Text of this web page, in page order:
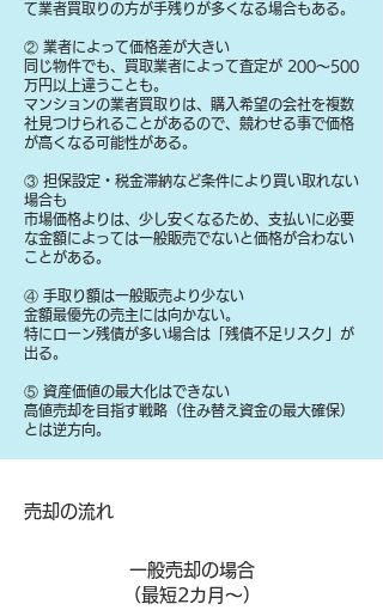
て業者買取りの方が手残りが多くなる場合もある。
② 業者によって価格差が大きい
同じ物件でも、買取業者によって査定が 200〜500
万円以上違うことも。
マンションの業者買取りは、購入希望の会社を複数
社見つけられることがあるので、競わせる事で価格
が高くなる可能性がある。
③ 担保設定・税金滞納など条件により買い取れない
場合も
​市場価格よりは、少し安くなるため、支払いに必要
な金額によっては一般販売でないと価格が合わない
ことがある。
④ 手取り額は一般販売より少ない
金額最優先の売主には向かない。
特にローン残債が多い場合は「残債不足リスク」が
出る。
⑤ 資産価値の最大化はできない
高値売却を目指す戦略（住み替え資金の最大確保）
とは逆方向。
​売却の流れ
一般売却の場合
​（最短2カ月～）